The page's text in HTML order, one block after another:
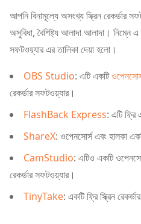
আপনি বিনামূল্যে অসংখ্য স্ক্রিন রেকর্ডার
অসুবিধা, বৈশিষ্ট্য আলাদা আলাদা। নিম্নে এ
সফটওয়্যার এর তালিকা দেয়া হলো।
OBS Studio: এটি একটি
রেকর্ডার সফটওয়্যার।
FlashBack Express: এটি ফ্রি
ShareX: ওপেনসোর্স এবং হালকা
CamStudio: এটিও একটি
রেকর্ডার সফটওয়্যার।
TinyTake: একটি ফ্রি স্ক্রিন